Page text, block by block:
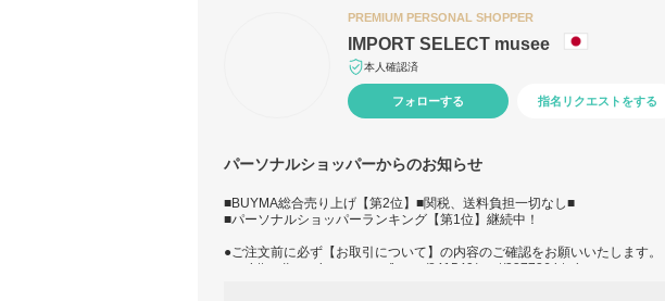
PREMIUM PERSONAL SHOPPER
IMPORT SELECT musee
本人確認済
フォローする 指名リクエストをする
パーソナルショッパーからのお知らせ
■BUYMA総合売り上げ【第2位】■関税、送料負担一切なし■
■パーソナルショッパーランキング【第1位】継続中！
●ご注文前に必ず【お取引について】の内容のご確認をお願いいたします。
https://www.buyma.com/buyer/841549/post/337736.html